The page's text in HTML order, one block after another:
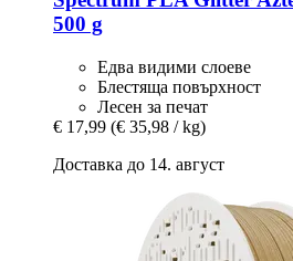
500 g
Едва видими слоеве
Блестяща повърхност
Лесен за печат
€ 17,99 (€ 35,98 / kg)
Доставка до 14. август